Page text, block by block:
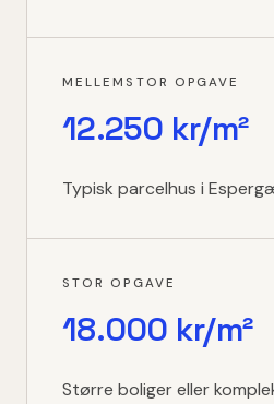
MELLEMSTOR OPGAVE
12.250 kr/m²
Typisk parcelhus i
STOR OPGAVE
18.000 kr/m²
Større boliger eller